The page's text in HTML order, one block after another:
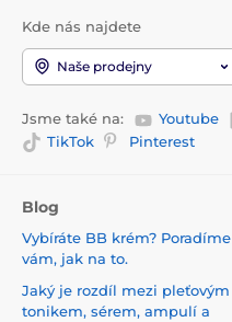
Kde nás najdete
Naše prodejny
Jsme také na: Youtube
TikTok
Pinterest
Blog
Vybíráte BB krém? Poradíme
vám, jak na to.
Jaký je rozdíl mezi pleťovým
tonikem, sérem, ampulí a